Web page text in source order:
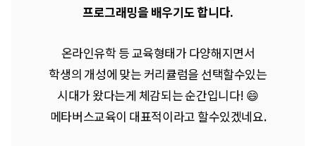
프로그래밍을 배우기도 합니다.
온라인유학 등 교육형태가 다양해지면서
학생의 개성에 맞는 커리큘럼을 선택할수있는
시대가 왔다는게 체감되는 순간입니다! 😄
메타버스교육이 대표적이라고 할수있겠네요.